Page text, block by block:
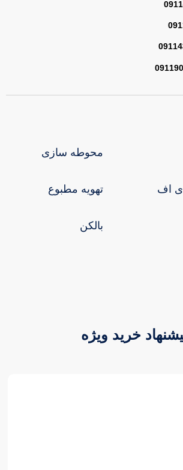
محوطه سازی
اف تهویه مطبوع
بالکن
خرید ویژه